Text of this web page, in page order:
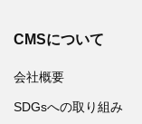
CMSについて
会社概要
SDGsへの取り組み